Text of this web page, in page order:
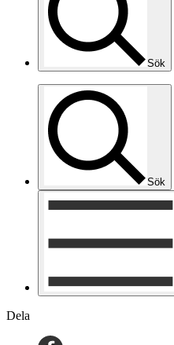
Sök
Sök
Dela